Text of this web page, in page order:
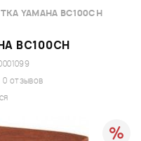
YAMAHA BC100CH
BC100CH
0 отзывов